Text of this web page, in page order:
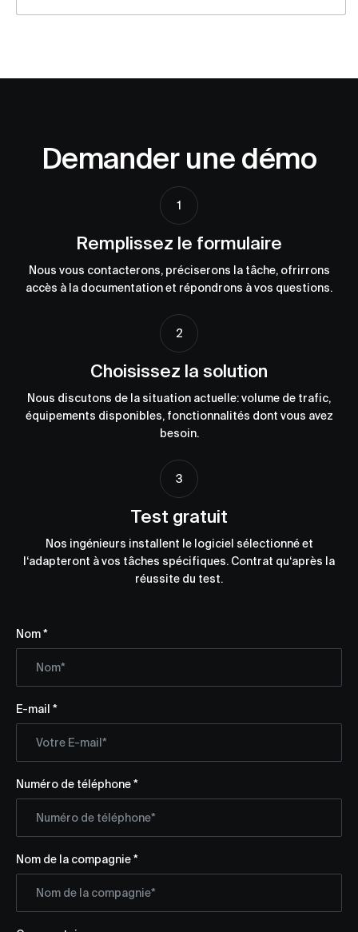
Demander une démo
Remplissez le formulaire
Nous vous contacterons, préciserons la tâche, ofrirrons
accès à la documentation et répondrons à vos questions.
Choisissez la solution
Nous discutons de la situation actuelle: volume de trafic,
équipements disponibles, fonctionnalités dont vous avez
besoin.
Test gratuit
Nos ingénieurs installent le logiciel sélectionné et
l‘adapteront à vos tâches spécifiques. Contrat qu‘après la
réussite du test.
Nom *
E-mail *
Numéro de téléphone *
Nom de la compagnie *